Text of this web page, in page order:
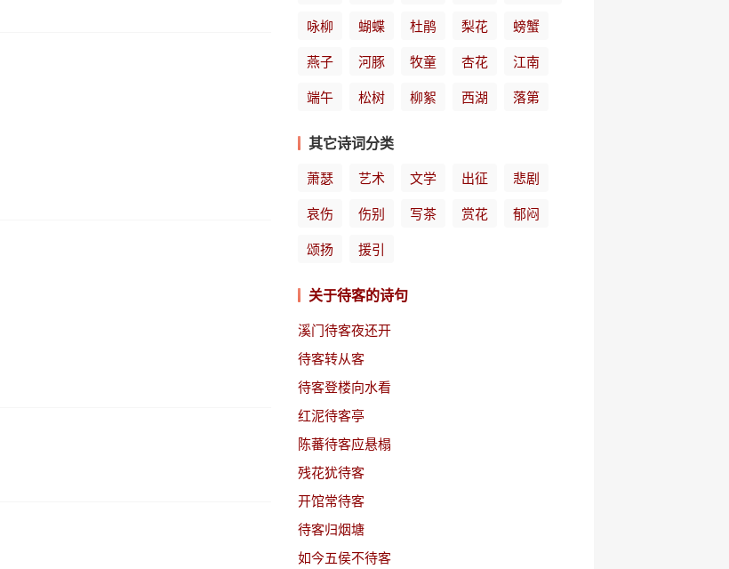
咏柳
蝴蝶 杜鹃 梨花
螃蟹
燕子
河豚 牧童 杏花
江南
端午
松树 柳絮 西湖 落第
其它诗词分类
萧瑟 艺术 文学 出征
悲剧
哀伤
伤别 写茶 赏花
郁闷
颂扬
援引
关于待客的诗句
溪门待客夜还开
待客转从客
待客登楼向水看
红泥待客亭
陈蕃待客应悬榻
残花犹待客
开馆常待客
待客归烟塘
如今五侯不待客